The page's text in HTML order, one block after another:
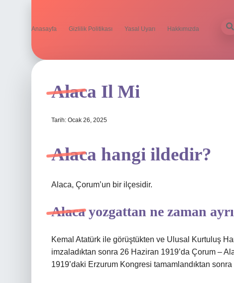
Anasayfa Gizlilik Politikası Yasal Uyarı Hakkımızda
Alaca Il Mi
Tarih: Ocak 26, 2025
Alaca hangi ildedir?
Alaca, Çorum’un bir ilçesidir.
Alaca yozgattan ne zaman
Kemal Atatürk ile görüştükten ve Ulusal Kurtuluş
imzaladıktan sonra 26 Haziran 1919’da Çorum –
1919’daki Erzurum Kongresi tamamlandıktan